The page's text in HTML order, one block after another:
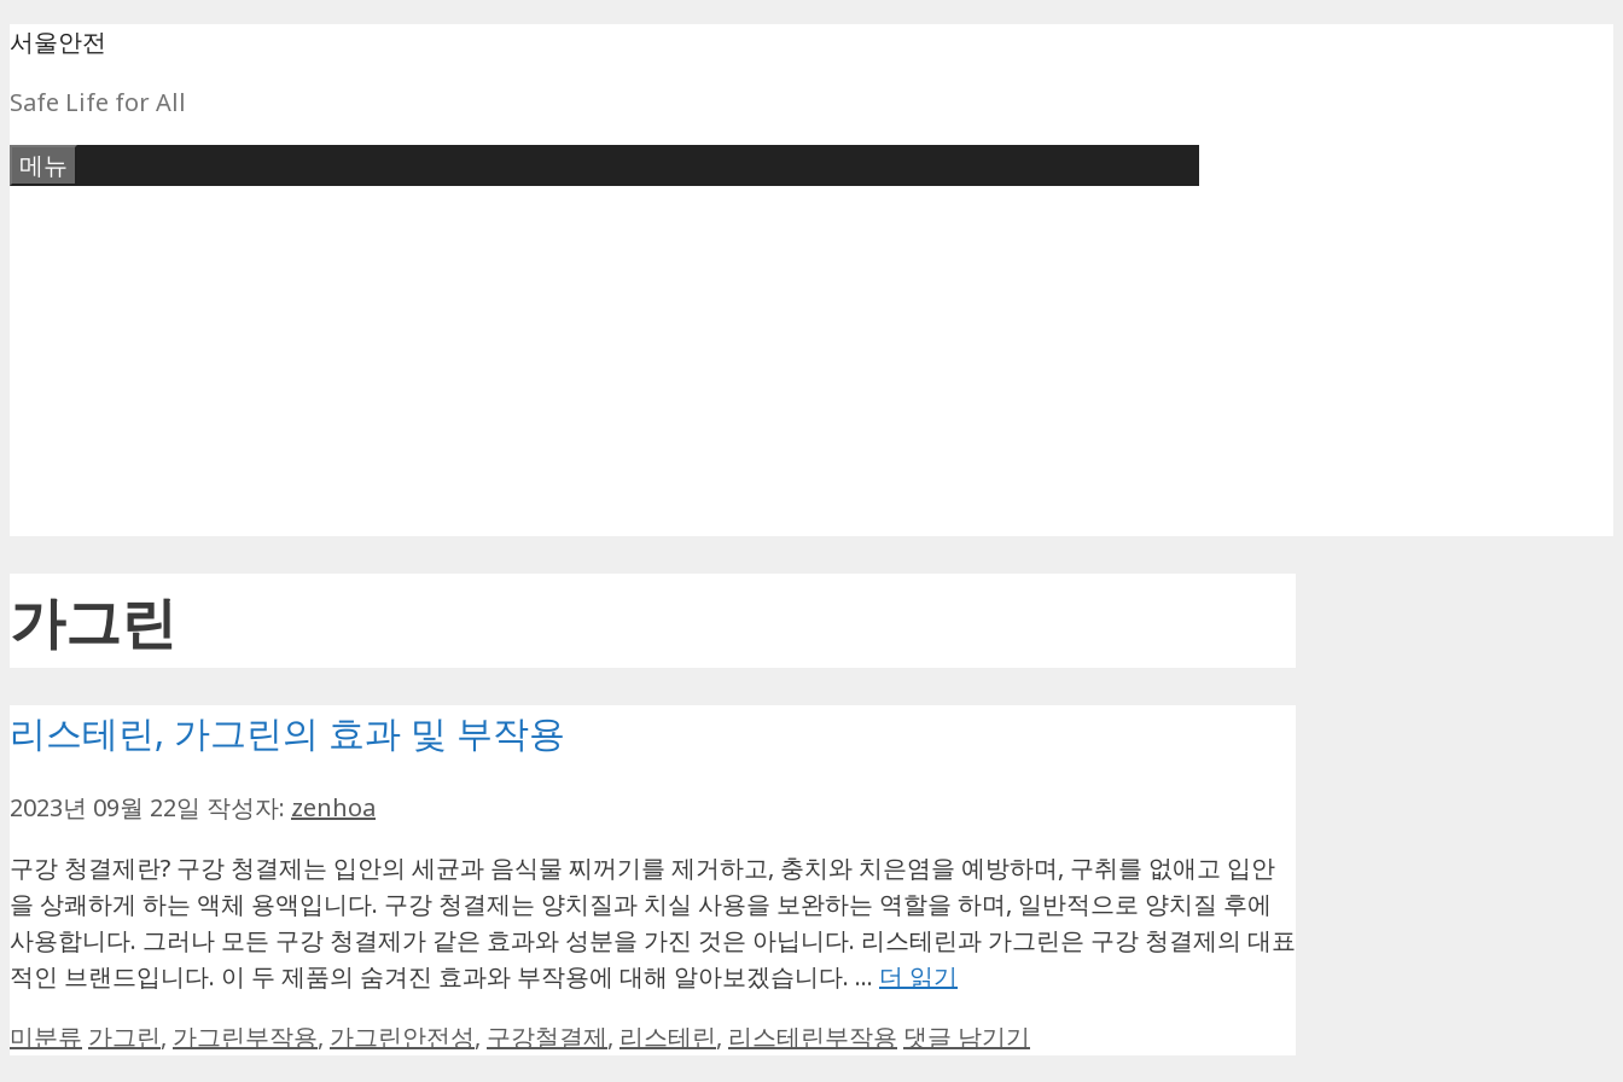
컨
츠
로
건
서울안전
Safe Life for All
메뉴
가그린
리스테린, 가그린의 효과 및 부작용
2023년 09월 22일 작성자: zenhoa
구강 청결제란? 구강 청결제는 입안의 세균과 음식물 찌꺼기를 제거하고, 충치와 치은염을 예방하며, 구취를 없애고 입안
을 상쾌하게 하는 액체 용액입니다. 구강 청결제는 양치질과 치실 사용을 보완하는 역할을 하며, 일반적으로 양치질 후에
사용합니다. 그러나 모든 구강 청결제가 같은 효과와 성분을 가진 것은 아닙니다. 리스테린과 가그린은 구강 청결제의 대표
적인 브랜드입니다. 이 두 제품의 숨겨진 효과와 부작용에 대해 알아보겠습니다. … 더 읽기
카
미분류 태
가그린, 가그린부작용, 가그린안전성, 구강철결제, 리스테린, 리스테린부작용 댓글 남기기